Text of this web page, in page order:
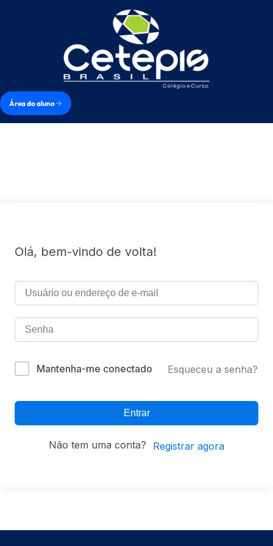
Área do aluno
Olá, bem-vindo de volta!
Mantenha-me conectado Esqueceu a senha?
Entrar
Não tem uma conta? Registrar agora